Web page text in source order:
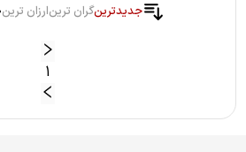
جدیدترینگران ترینارزان ترین0
1